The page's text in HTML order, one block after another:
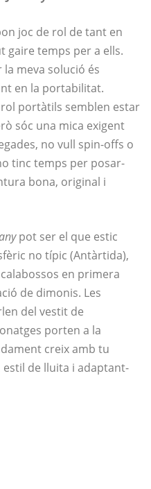
joc de rol de tant en
temps per a ells.
meva solució és
en la portabilitat.
portàtils semblen estar
sóc una mica exigent
no vull spin-offs o
tinc temps per posar-
bona, original i
pot ser el que estic
no típic (Antàrtida),
en primera
de dimonis. Les
del vestit de
porten a la
creix amb tu
de lluita i adaptant-